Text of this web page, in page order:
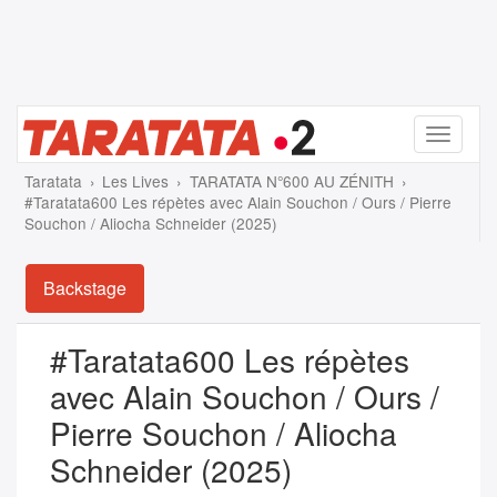
Menu
Taratata Les Lives
TARATATA N°600 AU ZÉNITH
#Taratata600 Les répètes avec Alain Souchon / Ours / Pierre
Souchon / Aliocha Schneider (2025)
Backstage
#Taratata600 Les répètes
avec Alain Souchon / Ours /
Pierre Souchon / Aliocha
Schneider (2025)